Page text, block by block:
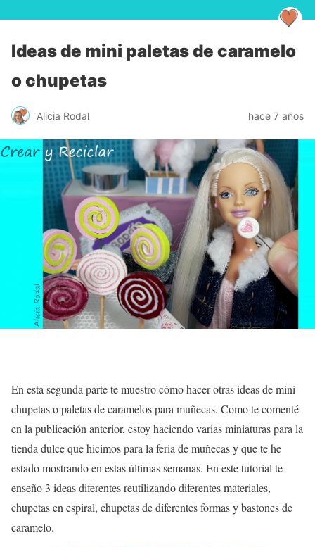
Ideas de mini paletas de caramelo
o chupetas
Alicia Rodal hace 7 años
En esta segunda parte te muestro cómo hacer otras ideas de mini
chupetas o paletas de caramelos para muñecas. Como te comenté
en la publicación anterior, estoy haciendo varias miniaturas para la
tienda dulce que hicimos para la feria de muñecas y que te he
estado mostrando en estas últimas semanas. En este tutorial te
enseño 3 ideas diferentes reutilizando diferentes materiales,
chupetas en espiral, chupetas de diferentes formas y bastones de
caramelo.